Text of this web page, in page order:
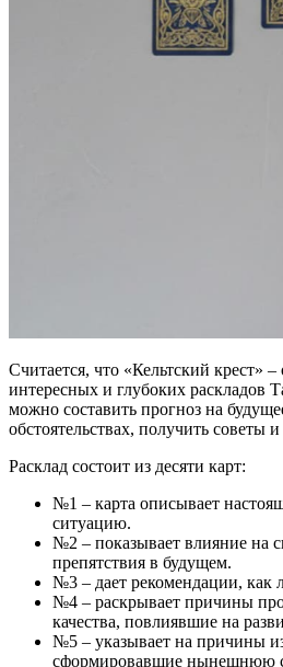
Считается, что «Кельтский крест»
интересных и глубоких раскладов
можно составить прогноз на
обстоятельствах, получить советы
Расклад состоит из десяти карт:
№1 – карта описывает
ситуацию.
№2 – показывает влияние на
препятствия в будущем.
№3 – дает рекомендации, как
№4 – раскрывает причины
качества, повлиявшие на
№5 – указывает на причины
сформировавшие нынешнюю